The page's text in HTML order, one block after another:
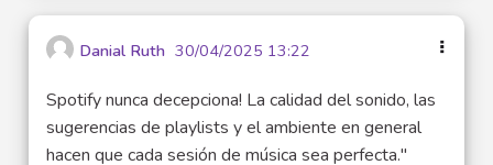
Danial Ruth 30/04/2025 13:22
Spotify nunca decepciona! La calidad del sonido, las
sugerencias de playlists y el ambiente en general
hacen que cada sesión de música sea perfecta."